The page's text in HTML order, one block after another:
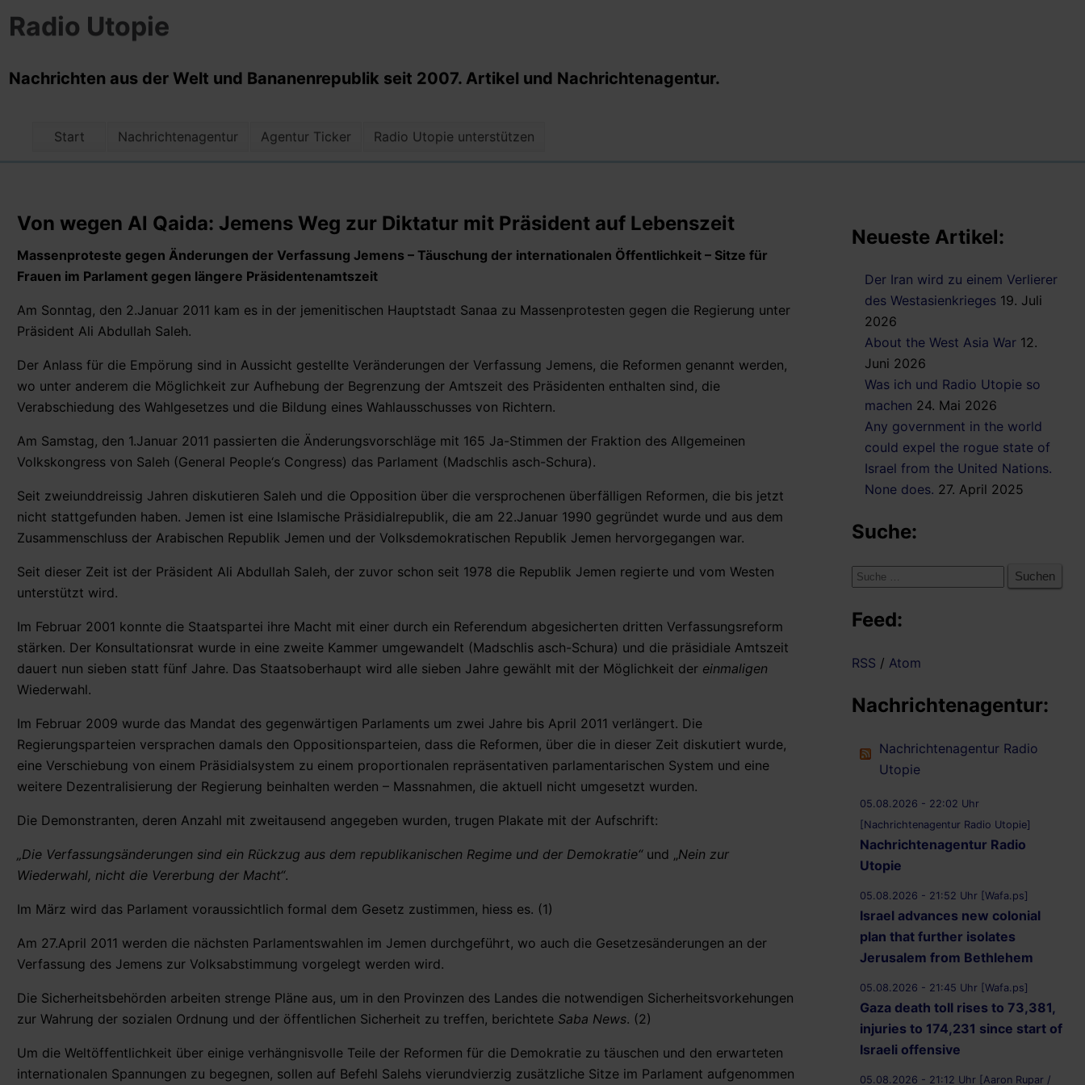
Radio Utopie
Nachrichten aus der Welt und Bananenrepublik seit 2007. Artikel und Nachrichtenagentur.
Start Nachrichtenagentur Agentur Ticker Radio Utopie unterstützen
Von wegen Al Qaida: Jemens Weg zur Diktatur mit Präsident auf Lebenszeit
Massenproteste gegen Änderungen der Verfassung Jemens – Täuschung der internationalen Öffentlichkeit – Sitze für
Frauen im Parlament gegen längere Präsidentenamtszeit
Am Sonntag, den 2.Januar 2011 kam es in der jemenitischen Hauptstadt Sanaa zu Massenprotesten gegen die Regierung unter
Präsident Ali Abdullah Saleh.
Der Anlass für die Empörung sind in Aussicht gestellte Veränderungen der Verfassung Jemens, die Reformen genannt werden,
wo unter anderem die Möglichkeit zur Aufhebung der Begrenzung der Amtszeit des Präsidenten enthalten sind, die
Verabschiedung des Wahlgesetzes und die Bildung eines Wahlausschusses von Richtern.
Am Samstag, den 1.Januar 2011 passierten die Änderungsvorschläge mit 165 Ja-Stimmen der Fraktion des Allgemeinen
Volkskongress von Saleh (General People‘s Congress) das Parlament (Madschlis asch-Schura).
Seit zweiunddreissig Jahren diskutieren Saleh und die Opposition über die versprochenen überfälligen Reformen, die bis jetzt
nicht stattgefunden haben. Jemen ist eine Islamische Präsidialrepublik, die am 22.Januar 1990 gegründet wurde und aus dem
Zusammenschluss der Arabischen Republik Jemen und der Volksdemokratischen Republik Jemen hervorgegangen war.
Seit dieser Zeit ist der Präsident Ali Abdullah Saleh, der zuvor schon seit 1978 die Republik Jemen regierte und vom Westen
unterstützt wird.
Im Februar 2001 konnte die Staatspartei ihre Macht mit einer durch ein Referendum abgesicherten dritten Verfassungsreform
stärken. Der Konsultationsrat wurde in eine zweite Kammer umgewandelt (Madschlis asch-Schura) und die präsidiale Amtszeit
dauert nun sieben statt fünf Jahre. Das Staatsoberhaupt wird alle sieben Jahre gewählt mit der Möglichkeit der einmaligen
Wiederwahl.
Im Februar 2009 wurde das Mandat des gegenwärtigen Parlaments um zwei Jahre bis April 2011 verlängert. Die
Regierungsparteien versprachen damals den Oppositionsparteien, dass die Reformen, über die in dieser Zeit diskutiert wurde,
eine Verschiebung von einem Präsidialsystem zu einem proportionalen repräsentativen parlamentarischen System und eine
weitere Dezentralisierung der Regierung beinhalten werden – Massnahmen, die aktuell nicht umgesetzt wurden.
Die Demonstranten, deren Anzahl mit zweitausend angegeben wurden, trugen Plakate mit der Aufschrift:
„Die Verfassungsänderungen sind ein Rückzug aus dem republikanischen Regime und der Demokratie“ und „Nein zur
Wiederwahl, nicht die Vererbung der Macht“.
Im März wird das Parlament voraussichtlich formal dem Gesetz zustimmen, hiess es. (1)
Am 27.April 2011 werden die nächsten Parlamentswahlen im Jemen durchgeführt, wo auch die Gesetzesänderungen an der
Verfassung des Jemens zur Volksabstimmung vorgelegt werden wird.
Die Sicherheitsbehörden arbeiten strenge Pläne aus, um in den Provinzen des Landes die notwendigen Sicherheitsvorkehungen
zur Wahrung der sozialen Ordnung und der öffentlichen Sicherheit zu treffen, berichtete Saba News. (2)
Um die Weltöffentlichkeit über einige verhängnisvolle Teile der Reformen für die Demokratie zu täuschen und den erwarteten
internationalen Spannungen zu begegnen, sollen auf Befehl Salehs vierundvierzig zusätzliche Sitze im Parlament aufgenommen
Neueste Artikel:
Der Iran wird zu einem Verlierer
des Westasienkrieges 19. Juli
2026
About the West Asia War 12.
Juni 2026
Was ich und Radio Utopie so
machen 24. Mai 2026
Any government in the world
could expel the rogue state of
Israel from the United Nations.
None does. 27. April 2025
Suche:
Suche
Feed:
RSS / Atom
Nachrichtenagentur:
Nachrichtenagentur Radio
Utopie
05.08.2026 - 22:02 Uhr
[Nachrichtenagentur Radio Utopie]
Nachrichtenagentur Radio
Utopie
05.08.2026 - 21:52 Uhr [Wafa.ps]
Israel advances new colonial
plan that further isolates
Jerusalem from Bethlehem
05.08.2026 - 21:45 Uhr [Wafa.ps]
Gaza death toll rises to 73,381,
injuries to 174,231 since start of
Israeli offensive
05.08.2026 - 21:12 Uhr [Aaron Rupar /